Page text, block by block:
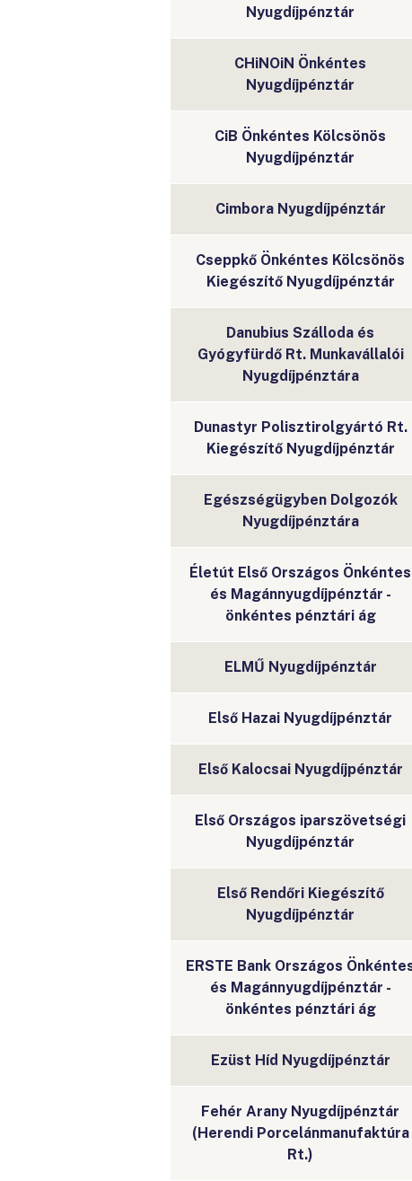
Nyugdíjpénztár
CHiNOiN Önkéntes
Nyugdíjpénztár
CiB Önkéntes Kölcsönös
Nyugdíjpénztár
Cimbora Nyugdíjpénztár
Cseppkő Önkéntes Kölcsönös
Kiegészítő Nyugdíjpénztár
Danubius Szálloda és
Gyógyfürdő Rt. Munkavállalói
Nyugdíjpénztára
Dunastyr Polisztirolgyártó Rt.
Kiegészítő Nyugdíjpénztár
Egészségügyben Dolgozók
Nyugdíjpénztára
Életút Első Országos Önkéntes
és Magánnyugdíjpénztár -
önkéntes pénztári ág
ELMŰ Nyugdíjpénztár
Első Hazai Nyugdíjpénztár
Első Kalocsai Nyugdíjpénztár
Első Országos iparszövetségi
Nyugdíjpénztár
Első Rendőri Kiegészítő
Nyugdíjpénztár
ERSTE Bank Országos
és Magánnyugdíjpénztár -
önkéntes pénztári ág
Ezüst Híd Nyugdíjpénztár
Fehér Arany Nyugdíjpénztár
(Herendi Porcelánmanufaktúra
Rt.)